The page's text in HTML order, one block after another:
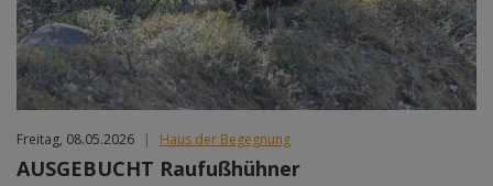
Freitag, 08.05.2026 | Haus der Begegnung
AUSGEBUCHT Raufußhühner